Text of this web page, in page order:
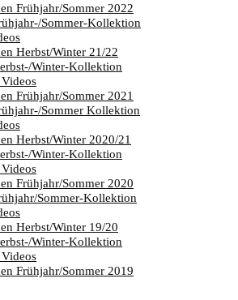
Frühjahr/Sommer 2022
Sommer-Kollektion
Herbst/Winter 21/22
Winter-Kollektion
Frühjahr/Sommer 2021
Sommer Kollektion
Herbst/Winter 2020/21
Winter-Kollektion
Frühjahr/Sommer 2020
Sommer-Kollektion
Herbst/Winter 19/20
Winter-Kollektion
Frühjahr/Sommer 2019